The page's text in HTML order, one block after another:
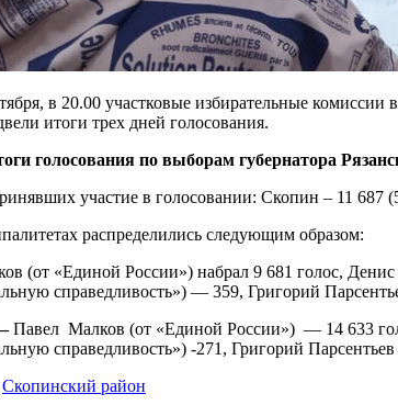
в 20.00 участковые избирательные
итоги трех дней голосования.
голосования по выборам губернатора
участие в голосовании: Скопин – 11 687
распределились следующим образом:
(от «Единой России») набрал 9 681 голос,
справедливость») — 359, Григорий
Павел Малков (от «Единой России») — 14 633
справедливость») -271, Григорий
Скопинский район